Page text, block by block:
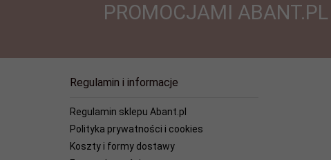
PROMOCJAMI ABANT.PL
Regulamin i informacje
Regulamin sklepu Abant.pl
Polityka prywatności i cookies
Koszty i formy dostawy